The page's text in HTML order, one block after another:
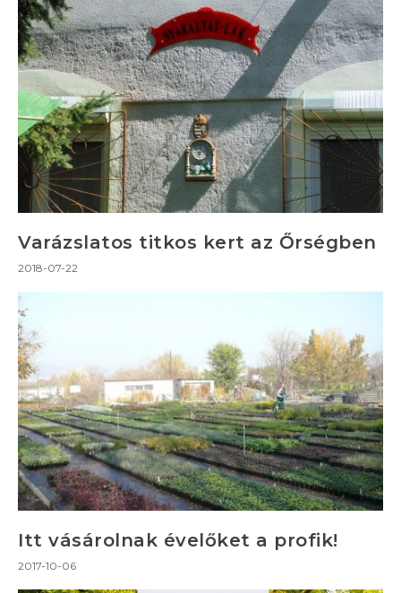
Varázslatos titkos kert az Őrségben
2018-07-22
Itt vásárolnak évelőket a profik!
2017-10-06